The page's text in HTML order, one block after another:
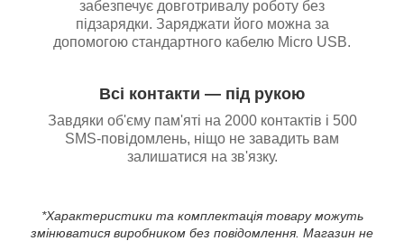
забезпечує довготривалу роботу без
підзарядки. Заряджати його можна за
допомогою стандартного кабелю Micro USB.
Всі контакти — під рукою
Завдяки об'єму пам'яті на 2000 контактів і 500
SMS-повідомлень, ніщо не завадить вам
залишатися на зв'язку.
*Характеристики та комплектація товару можуть
змінюватися виробником без повідомлення. Магазин не